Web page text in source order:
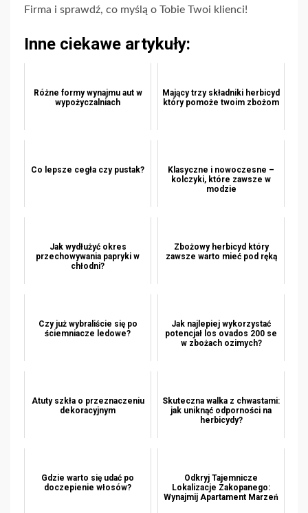
Firma i sprawdź, co myślą o Tobie Twoi klienci!
Inne ciekawe artykuły:
Różne formy wynajmu aut w
wypożyczalniach
Mający trzy składniki herbicyd
który pomoże twoim zbożom
Co lepsze cegła czy pustak?
Klasyczne i nowoczesne –
kolczyki, które zawsze w
modzie
Jak wydłużyć okres
przechowywania papryki w
chłodni?
Zbożowy herbicyd który
zawsze warto mieć pod ręką
Czy już wybraliście się po
ściemniacze ledowe?
Jak najlepiej wykorzystać
potencjał los ovados 200 se
w zbożach ozimych?
Atuty szkła o przeznaczeniu
dekoracyjnym
Skuteczna walka z chwastami:
jak uniknąć odporności na
herbicydy?
Gdzie warto się udać po
doczepienie włosów?
Odkryj Tajemnicze
Lokalizacje Zakopanego:
Wynajmij Apartament Marzeń